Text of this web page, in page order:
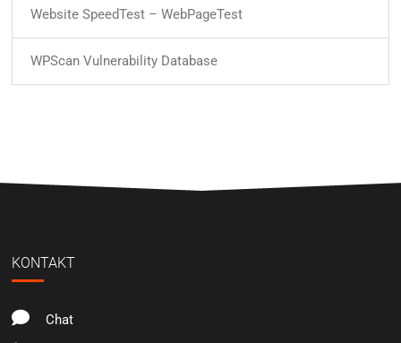
Website SpeedTest – WebPageTest
WPScan Vulnerability Database
KONTAKT
Chat